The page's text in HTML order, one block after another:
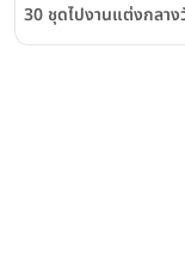
30 ชุดไปงานแต่งกลา